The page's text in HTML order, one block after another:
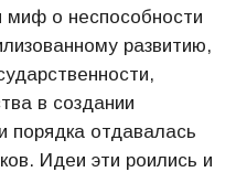
миф о неспособности
развитию,
в создании
порядка отдавалась
Идеи эти роились и